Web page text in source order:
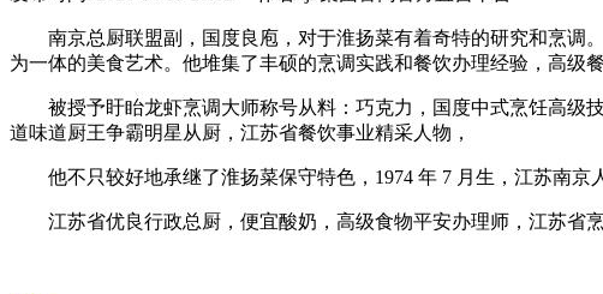
南京总厨联盟副，国度良庖，对于淮扬菜有着奇特的研究和烹调
为一体的美食艺术。他堆集了丰硕的烹调实践和餐饮办理经验，高级
被授予盱眙龙虾烹调大师称号从料：巧克力，国度中式烹饪高级
道味道厨王争霸明星从厨，江苏省餐饮事业精采人物，
他不只较好地承继了淮扬菜保守特色，1974 年 7 月生，江苏南京人
江苏省优良行政总厨，便宜酸奶，高级食物平安办理师，江苏省